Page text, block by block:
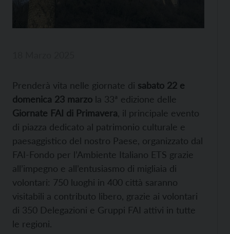
Prenderà vita nelle giornate di sabato 22 e
domenica 23 marzo la 33ª edizione delle
Giornate FAI di Primavera , il principale evento
di piazza dedicato al patrimonio culturale e
paesaggistico del nostro Paese, organizzato dal
FAI-Fondo per l’Ambiente Italiano ETS grazie
all’impegno e all’entusiasmo di migliaia di
volontari: 750 luoghi in 400 città saranno
visitabili a contributo libero, grazie ai volontari
di 350 Delegazioni e Gruppi FAI attivi in tutte
le regioni.